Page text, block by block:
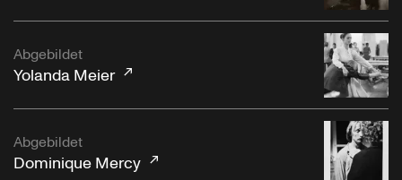
Abgebildet
Yolanda Meier
Abgebildet
Dominique Mercy